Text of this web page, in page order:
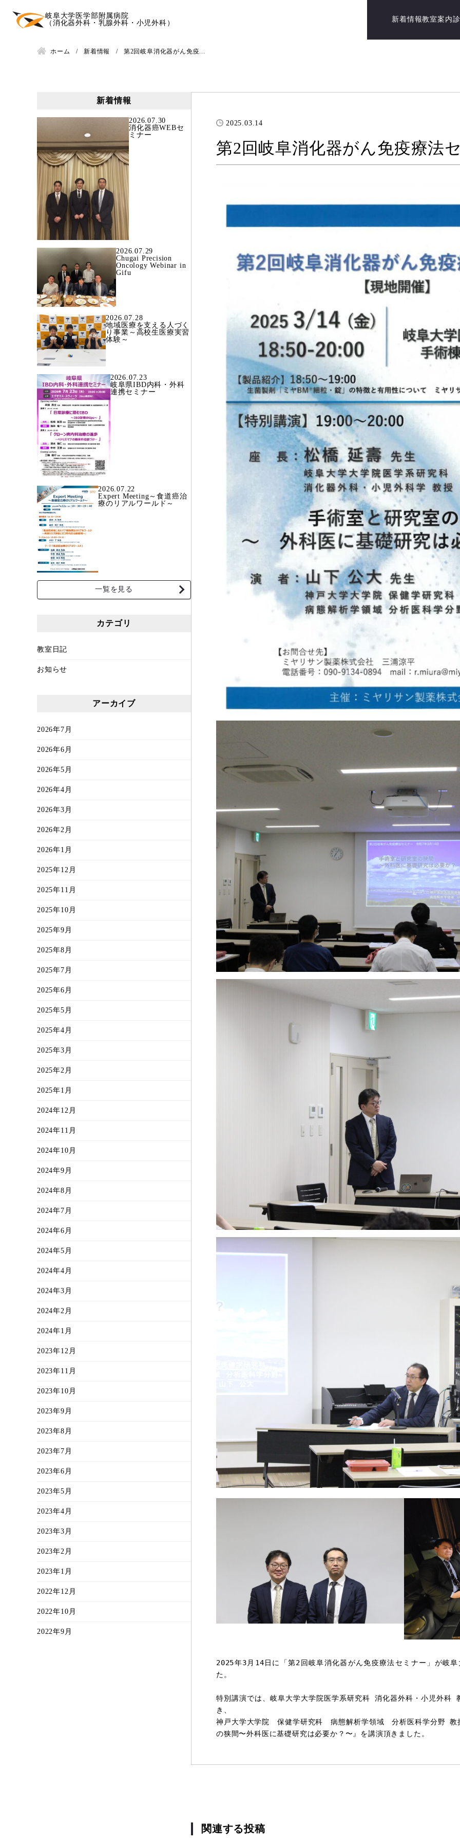
岐阜大学医学部附属病院
（消化器外科・乳腺外科・小児外科）
新着情報教室案内
ホーム 新着情報 第2回岐阜消化器がん免疫...
2025.03.14
第2回岐阜消化器がん免疫療法
2025年3月14日に「第2回岐阜消化器がん免疫療法セミナー」が岐
た。
特別講演では、岐阜大学大学院医学系研究科 消化器外科・小児外科
き、
神戸大学大学院　保健学研究科　病態解析学領域　分析医科学分野
の狭間〜外科医に基礎研究は必要か？〜』を講演頂きました。
関連する投稿
新着情報
2026.07.30
消化器癌WEBセ
ミナー
2026.07.29
Chugai Precision
Oncology Webinar in
Gifu
2026.07.28
地域医療を支える人づく
り事業～高校生医療実習
体験～
2026.07.23
岐阜県IBD内科・外科
連携セミナー
2026.07.22
Expert Meeting～食道癌治
療のリアルワールド～
一覧を見る
カテゴリ
教室日記
お知らせ
アーカイブ
2026年7月
2026年6月
2026年5月
2026年4月
2026年3月
2026年2月
2026年1月
2025年12月
2025年11月
2025年10月
2025年9月
2025年8月
2025年7月
2025年6月
2025年5月
2025年4月
2025年3月
2025年2月
2025年1月
2024年12月
2024年11月
2024年10月
2024年9月
2024年8月
2024年7月
2024年6月
2024年5月
2024年4月
2024年3月
2024年2月
2024年1月
2023年12月
2023年11月
2023年10月
2023年9月
2023年8月
2023年7月
2023年6月
2023年5月
2023年4月
2023年3月
2023年2月
2023年1月
2022年12月
2022年10月
2022年9月